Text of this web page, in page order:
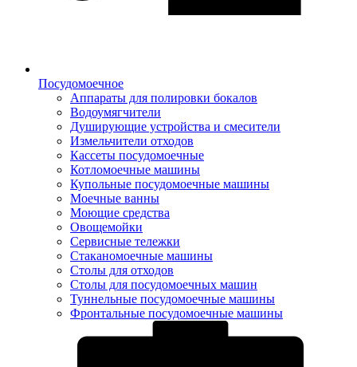
Посудомоечное
Аппараты для полировки бокалов
Водоумягчители
Душирующие устройства и смесители
Измельчители отходов
Кассеты посудомоечные
Котломоечные машины
Купольные посудомоечные машины
Моечные ванны
Моющие средства
Овощемойки
Сервисные тележки
Стаканомоечные машины
Столы для отходов
Столы для посудомоечных машин
Туннельные посудомоечные машины
Фронтальные посудомоечные машины